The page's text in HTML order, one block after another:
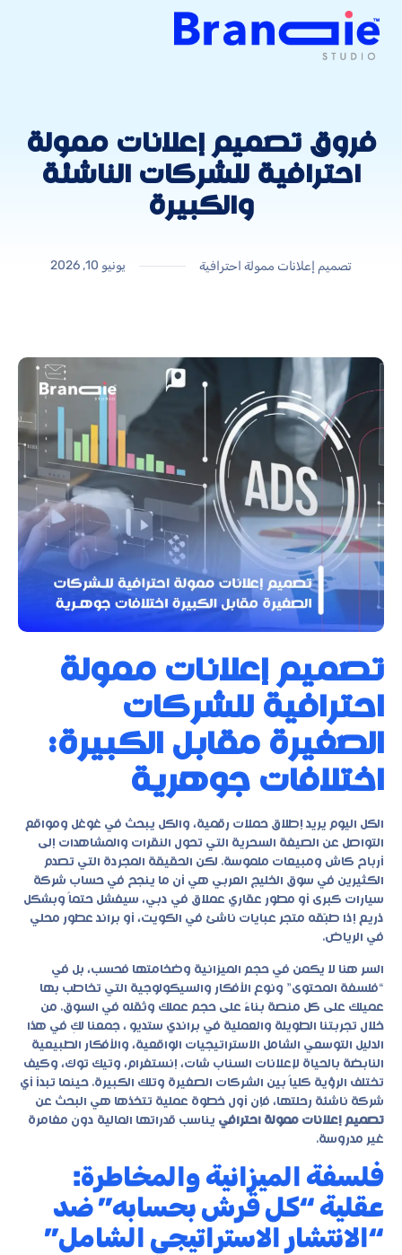
فروق تصميم إعلانات ممولة
احترافية للشركات الناشئة
والكبيرة
تصميم إعلانات ممولة احترافية يونيو 10, 2026
تصميم إعلانات ممولة
احترافية للشركات
الصغيرة مقابل الكبيرة:
اختلافات جوهرية
الكل اليوم يريد إطلاق حملات رقمية، والكل يبحث في غوغل ومواقع
التواصل عن الصيغة السحرية التي تحول النقرات والمشاهدات إلى
أرباح كاش ومبيعات ملموسة. لكن الحقيقة المجردة التي تصدم
الكثيرين في سوق الخليج العربي هي أن ما ينجح في حساب شركة
سيارات كبرى أو مطور عقاري عملاق في دبي، سيفشل حتماً وبشكل
ذريع إذا طبّقه متجر عبايات ناشئ في الكويت، أو براند عطور محلي
في الرياض.
السر هنا لا يكمن في حجم الميزانية وضخامتها فحسب، بل في
“فلسفة المحتوى” ونوع الأفكار والسيكولوجية التي تخاطب بها
عميلك على كل منصة بناءً على حجم عملك وثقله في السوق. من
خلال تجربتنا الطويلة والعملية في براندي ستديو ، جمعنا لكِ في هذا
الدليل التوسعي الشامل الاستراتيجيات الواقعية، والأفكار الطبيعية
النابضة بالحياة لإعلانات السناب شات، إنستغرام، وتيك توك، وكيف
تختلف الرؤية كلياً بين الشركات الصغيرة وتلك الكبيرة. حينما تبدأ أي
شركة ناشئة رحلتها، فإن أول خطوة عملية تتخذها هي البحث عن
تصميم إعلانات ممولة احترافي يناسب قدراتها المالية دون مغامرة
غير مدروسة.
فلسفة الميزانية والمخاطرة:
عقلية “كل قرش بحسابه” ضد
“الانتشار الاستراتيجي الشامل”